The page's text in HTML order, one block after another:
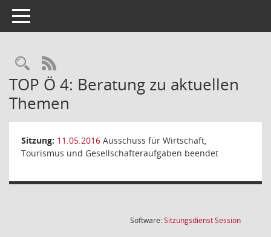
Toggle navigation
Rechercheauswahl
RSS-Feed
TOP Ö 4: Beratung zu aktuellen
Themen
Sitzung: 11.05.2016 Ausschuss für Wirtschaft,
Tourismus und Gesellschafteraufgaben beendet
Software:SitzungsdienstSession(Wird in